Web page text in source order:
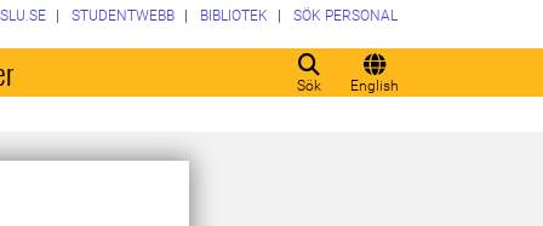
Sök English
SLU.SE STUDENTWEBB BIBLIOTEK SÖK PERSONAL